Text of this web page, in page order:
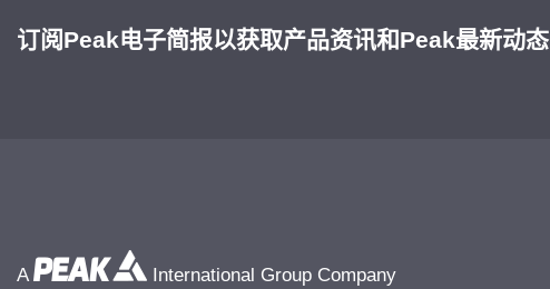
订阅Peak电子简报以获取产品资讯和Peak最新动态
A International Group Company